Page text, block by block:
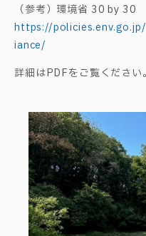
（参考）環境省 30 by 30
https://
iance/
詳細はPDFをご覧ください。